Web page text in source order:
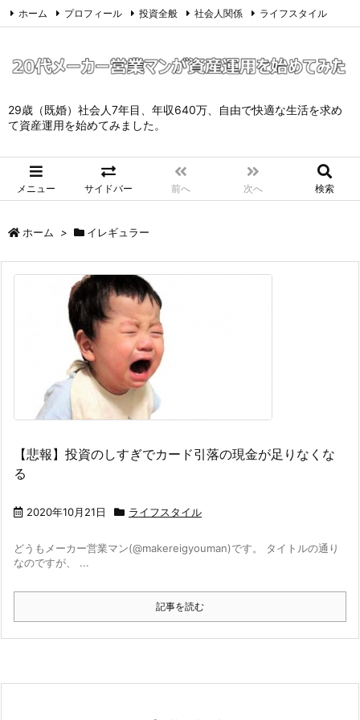
29歳（既婚）社会人7年目、年収640万、自由で快適な生活を求め
て資産運用を始めてみました。
メニュー サイドバー 前へ 次へ 検索
ホーム プロフィール 投資全般 社会人関係 ライフスタイル
Feedly
ホーム > イレギュラー
【悲報】投資のしすぎでカード引落の現金が足りなくな
る
2020年10月21日 ライフスタイル
どうもメーカー営業マン(@makereigyouman)です。 タイトルの通り
なのですが、 ...
記事を読む